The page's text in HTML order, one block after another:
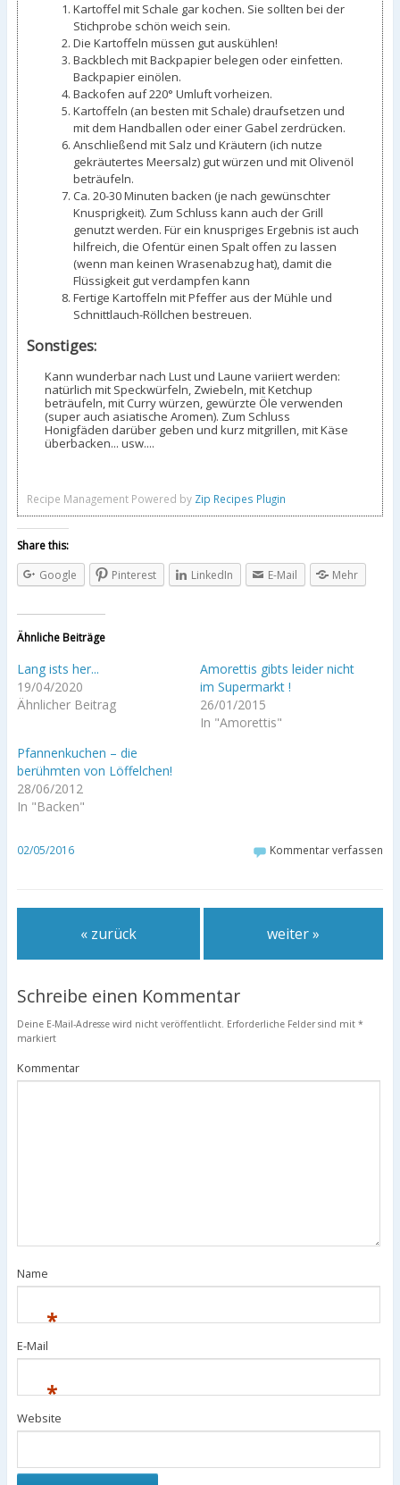
Kartoffel mit Schale gar kochen. Sie sollten bei der
Stichprobe schön weich sein.
Die Kartoffeln müssen gut auskühlen!
Backblech mit Backpapier belegen oder einfetten.
Backpapier einölen.
Backofen auf 220° Umluft vorheizen.
Kartoffeln (an besten mit Schale) draufsetzen und
mit dem Handballen oder einer Gabel zerdrücken.
Anschließend mit Salz und Kräutern (ich nutze
gekräutertes Meersalz) gut würzen und mit Olivenöl
beträufeln.
Ca. 20-30 Minuten backen (je nach gewünschter
Knusprigkeit). Zum Schluss kann auch der Grill
genutzt werden. Für ein knuspriges Ergebnis ist auch
hilfreich, die Ofentür einen Spalt offen zu lassen
(wenn man keinen Wrasenabzug hat), damit die
Flüssigkeit gut verdampfen kann
Fertige Kartoffeln mit Pfeffer aus der Mühle und
Schnittlauch-Röllchen bestreuen.
Sonstiges:
Kann wunderbar nach Lust und Laune variiert werden:
natürlich mit Speckwürfeln, Zwiebeln, mit Ketchup
beträufeln, mit Curry würzen, gewürzte Öle verwenden
(super auch asiatische Aromen). Zum Schluss
Honigfäden darüber geben und kurz mitgrillen, mit Käse
überbacken... usw....
Recipe Management Powered by Zip Recipes Plugin
Share this:
Google
Pinterest LinkedIn E-Mail Mehr
Ähnliche Beiträge
Lang ists her...
19/04/2020
Ähnlicher Beitrag
Amorettis gibts leider nicht
im Supermarkt !
26/01/2015
In "Amorettis"
Pfannenkuchen – die
berühmten von Löffelchen!
28/06/2012
In "Backen"
02/05/2016 Kommentar verfassen
« zurück weiter »
Schreibe einen Kommentar
Deine E-Mail-Adresse wird nicht veröffentlicht. Erforderliche Felder sind mit *
markiert
Kommentar
Name
*
E-Mail
*
Website